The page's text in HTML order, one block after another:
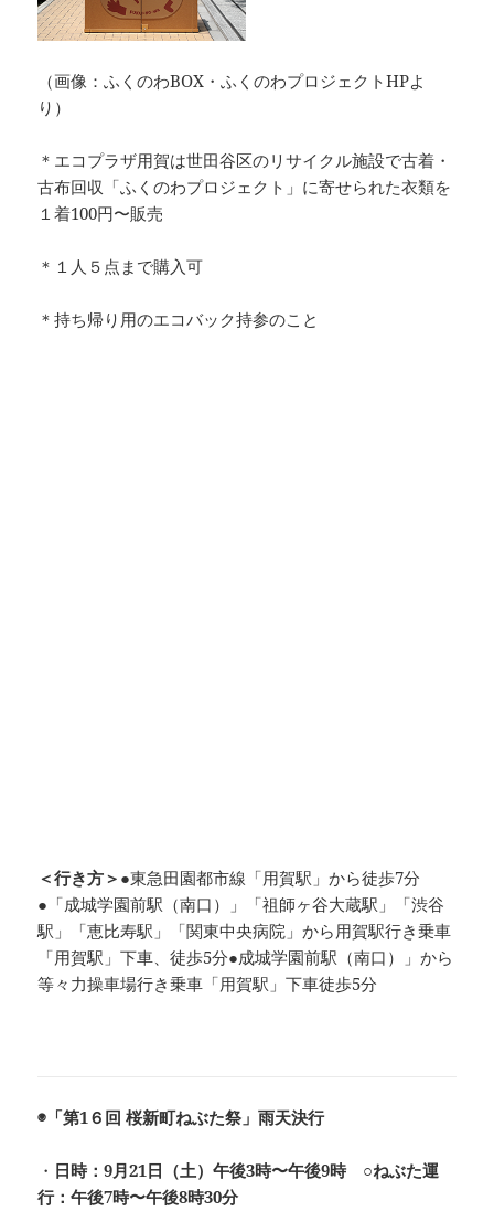
（画像：ふくのわBOX・ふくのわプロジェクトHPよ
り）
＊エコプラザ用賀は世田谷区のリサイクル施設で古着・
古布回収「ふくのわプロジェクト」に寄せられた衣類を
１着100円〜販売
＊１人５点まで購入可
＊持ち帰り用のエコバック持参のこと
＜行き方＞ ●東急田園都市線「用賀駅」から徒歩7分
●「成城学園前駅（南口）」「祖師ヶ谷大蔵駅」「渋谷
駅」「恵比寿駅」「関東中央病院」から用賀駅行き乗車
「用賀駅」下車、徒歩5分●成城学園前駅（南口）」から
等々力操車場行き乗車「用賀駅」下車徒歩5分
◉「第1６回 桜新町ねぶた祭」雨天決行
・ 日時：9月21日（土）午後3時〜午後9時 ○ねぶた運
行：午後7時〜午後8時30分